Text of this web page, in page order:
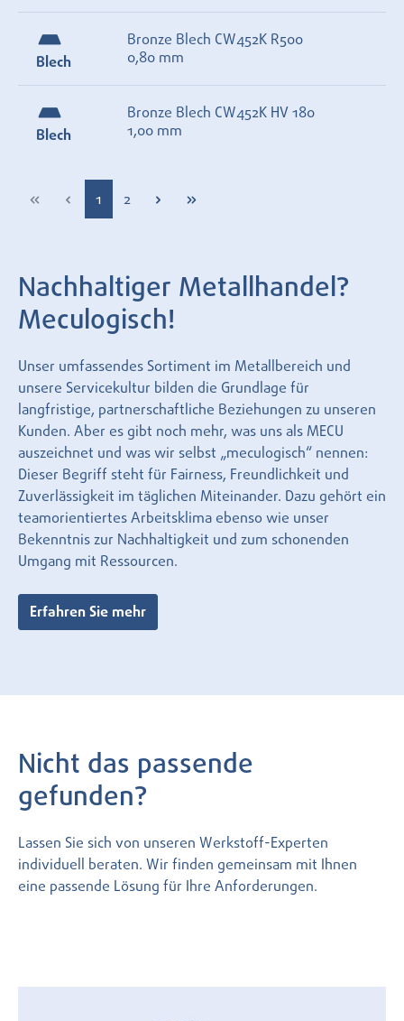
Blech
Bronze Blech CW452K R500
0,80 mm
Blech
Bronze Blech CW452K HV 180
1,00 mm
Seite
1 Seite
2
Nachhaltiger Metallhandel?
Meculogisch!
Unser umfassendes Sortiment im Metallbereich und
unsere Servicekultur bilden die Grundlage für
langfristige, partnerschaftliche Beziehungen zu unseren
Kunden. Aber es gibt noch mehr, was uns als MECU
auszeichnet und was wir selbst „meculogisch“ nennen:
Dieser Begriff steht für Fairness, Freundlichkeit und
Zuverlässigkeit im täglichen Miteinander. Dazu gehört ein
teamorientiertes Arbeitsklima ebenso wie unser
Bekenntnis zur Nachhaltigkeit und zum schonenden
Umgang mit Ressourcen.
Erfahren Sie mehr
Nicht das passende
gefunden?
Lassen Sie sich von unseren Werkstoff-Experten
individuell beraten. Wir finden gemeinsam mit Ihnen
eine passende Lösung für Ihre Anforderungen.